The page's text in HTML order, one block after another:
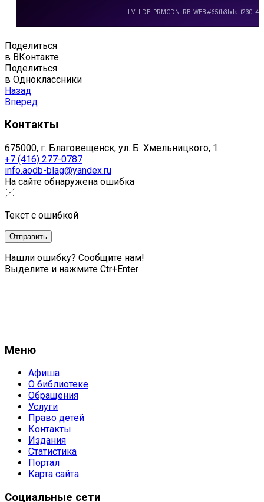
Поделиться
в ВКонтакте
Поделиться
в Одноклассники
Назад
Вперед
Контакты
675000, г. Благовещенск, ул. Б. Хмельницкого, 1
+7 (416) 277-0787
info.aodb-blag@yandex.ru
На сайте обнаружена ошибка
Текст с ошибкой
Нашли ошибку? Сообщите нам!
Выделите и нажмите Ctr+Enter
Меню
Афиша
О библиотеке
Обращения
Услуги
Право детей
Контакты
Издания
Статистика
Портал
Карта сайта
Социальные сети